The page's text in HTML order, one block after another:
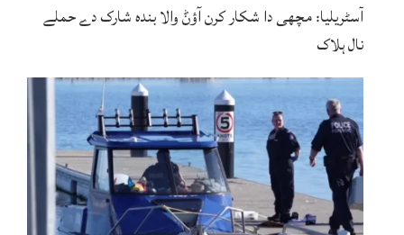
آسٹریلیا: مچھی دا شکار کرن آؤݨ والا بندہ شارک دے حملے
نال ہلاک